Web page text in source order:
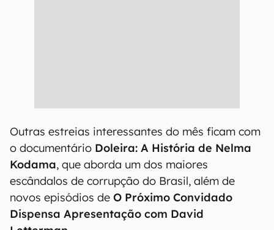
Outras estreias interessantes do mês ficam com
o documentário Doleira: A História de Nelma
Kodama, que aborda um dos maiores
escândalos de corrupção do Brasil, além de
novos episódios de O Próximo Convidado
Dispensa Apresentação com David